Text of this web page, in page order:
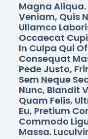
Magna Aliqua.
Veniam, Quis
Ullamco
Occaecat
In Culpa Qui
Consequat
Pede Justo,
Sem Neque
Nunc, Blandit
Quam Felis,
Eu, Pretium
Commodo
Massa.